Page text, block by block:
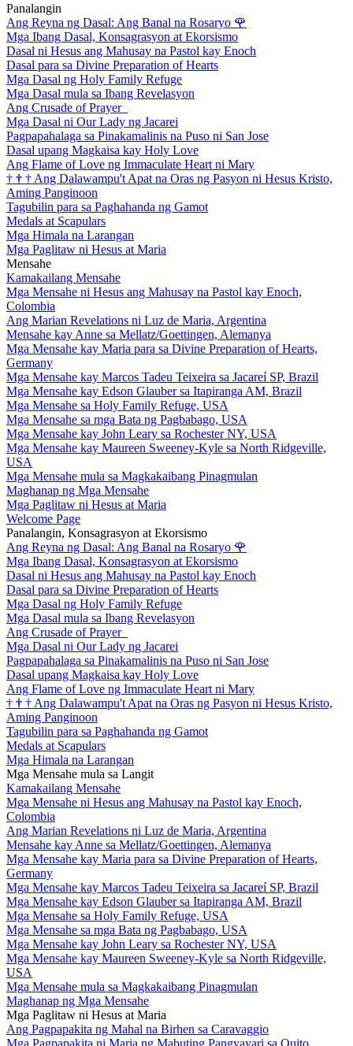
Panalangin
Ang Reyna ng Dasal: Ang Banal na Rosaryo 🌹
Mga Ibang Dasal, Konsagrasyon at Ekorsismo
Dasal ni Hesus ang Mahusay na Pastol kay Enoch
Dasal para sa Divine Preparation of Hearts
Mga Dasal ng Holy Family Refuge
Mga Dasal mula sa Ibang Revelasyon
Ang Crusade of Prayer
Mga Dasal ni Our Lady ng Jacarei
Pagpapahalaga sa Pinakamalinis na Puso ni San Jose
Dasal upang Magkaisa kay Holy Love
Ang Flame of Love ng Immaculate Heart ni Mary
† † † Ang Dalawampu't Apat na Oras ng Pasyon ni Hesus Kristo,
Aming Panginoon
Tagubilin para sa Paghahanda ng Gamot
Medals at Scapulars
Mga Himala na Larangan
Mga Paglitaw ni Hesus at Maria
Mensahe
Kamakailang Mensahe
Mga Mensahe ni Hesus ang Mahusay na Pastol kay Enoch,
Colombia
Ang Marian Revelations ni Luz de Maria, Argentina
Mensahe kay Anne sa Mellatz/Goettingen, Alemanya
Mga Mensahe kay Maria para sa Divine Preparation of Hearts,
Germany
Mga Mensahe kay Marcos Tadeu Teixeira sa Jacareí SP, Brazil
Mga Mensahe kay Edson Glauber sa Itapiranga AM, Brazil
Mga Mensahe sa Holy Family Refuge, USA
Mga Mensahe sa mga Bata ng Pagbabago, USA
Mga Mensahe kay John Leary sa Rochester NY, USA
Mga Mensahe kay Maureen Sweeney-Kyle sa North Ridgeville,
USA
Mga Mensahe mula sa Magkakaibang Pinagmulan
Maghanap ng Mga Mensahe
Mga Paglitaw ni Hesus at Maria
Welcome Page
Panalangin, Konsagrasyon at Ekorsismo
Ang Reyna ng Dasal: Ang Banal na Rosaryo 🌹
Mga Ibang Dasal, Konsagrasyon at Ekorsismo
Dasal ni Hesus ang Mahusay na Pastol kay Enoch
Dasal para sa Divine Preparation of Hearts
Mga Dasal ng Holy Family Refuge
Mga Dasal mula sa Ibang Revelasyon
Ang Crusade of Prayer
Mga Dasal ni Our Lady ng Jacarei
Pagpapahalaga sa Pinakamalinis na Puso ni San Jose
Dasal upang Magkaisa kay Holy Love
Ang Flame of Love ng Immaculate Heart ni Mary
† † † Ang Dalawampu't Apat na Oras ng Pasyon ni Hesus Kristo,
Aming Panginoon
Tagubilin para sa Paghahanda ng Gamot
Medals at Scapulars
Mga Himala na Larangan
Mga Mensahe mula sa Langit
Kamakailang Mensahe
Mga Mensahe ni Hesus ang Mahusay na Pastol kay Enoch,
Colombia
Ang Marian Revelations ni Luz de Maria, Argentina
Mensahe kay Anne sa Mellatz/Goettingen, Alemanya
Mga Mensahe kay Maria para sa Divine Preparation of Hearts,
Germany
Mga Mensahe kay Marcos Tadeu Teixeira sa Jacareí SP, Brazil
Mga Mensahe kay Edson Glauber sa Itapiranga AM, Brazil
Mga Mensahe sa Holy Family Refuge, USA
Mga Mensahe sa mga Bata ng Pagbabago, USA
Mga Mensahe kay John Leary sa Rochester NY, USA
Mga Mensahe kay Maureen Sweeney-Kyle sa North Ridgeville,
USA
Mga Mensahe mula sa Magkakaibang Pinagmulan
Maghanap ng Mga Mensahe
Mga Paglitaw ni Hesus at Maria
Ang Pagpapakita ng Mahal na Birhen sa Caravaggio
Mga Pagpapakita ni Maria ng Mabuting Pangyayari sa Quito